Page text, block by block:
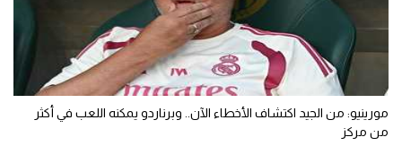
مورينيو: من الجيد اكتشاف الأخطاء الآن.. وبرناردو يمكنه اللعب في أكثر
من مركز